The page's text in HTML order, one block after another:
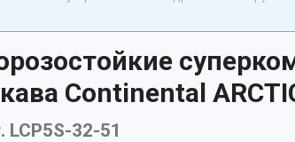
Continental
LCP5S-32-51